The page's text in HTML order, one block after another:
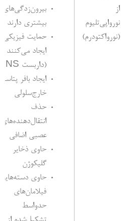
از
نورواپی‌تلیوم
(نورواکتودرم)
بیرون‌زدگی‌های
بیشتری دارند
حمایت فیزیکی
ایجاد می‌کنند
(داربست CNS)
ایجاد بافر
خارج‌سلولی
حذف
انتقال‌دهنده‌های
عصبی اضافی
حاوی ذخایر
گلیکوژن
حاوی
فیلامان‌های
حدواسط